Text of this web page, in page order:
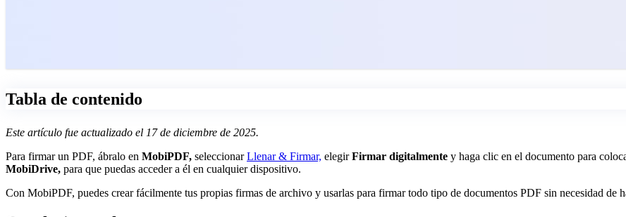
Tabla de contenido
Este artículo fue actualizado el 17 de diciembre de 2025.
Para firmar un PDF, ábralo en MobiPDF, seleccionarLlenar & Firmar, elegirFirmar digitalmente y haga clic en el documento para
MobiDrive, para que puedas acceder a él en cualquier dispositivo.
Con MobiPDF, puedes crear fácilmente tus propias firmas de archivo y usarlas para firmar todo tipo de documentos PDF sin necesidad